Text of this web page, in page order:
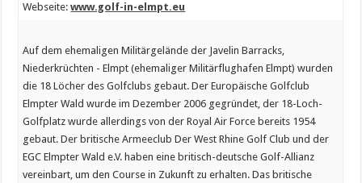
Webseite:www.golf-in-elmpt.eu
Auf dem ehemaligen Militärgelände der Javelin Barracks,
Niederkrüchten - Elmpt (ehemaliger Militärflughafen Elmpt) wurden
die 18 Löcher des Golfclubs gebaut. Der Europäische Golfclub
Elmpter Wald wurde im Dezember 2006 gegründet, der 18-Loch-
Golfplatz wurde allerdings von der Royal Air Force bereits 1954
gebaut. Der britische Armeeclub Der West Rhine Golf Club und der
EGC Elmpter Wald e.V. haben eine britisch-deutsche Golf-Allianz
vereinbart, um den Course in Zukunft zu erhalten. Das britische